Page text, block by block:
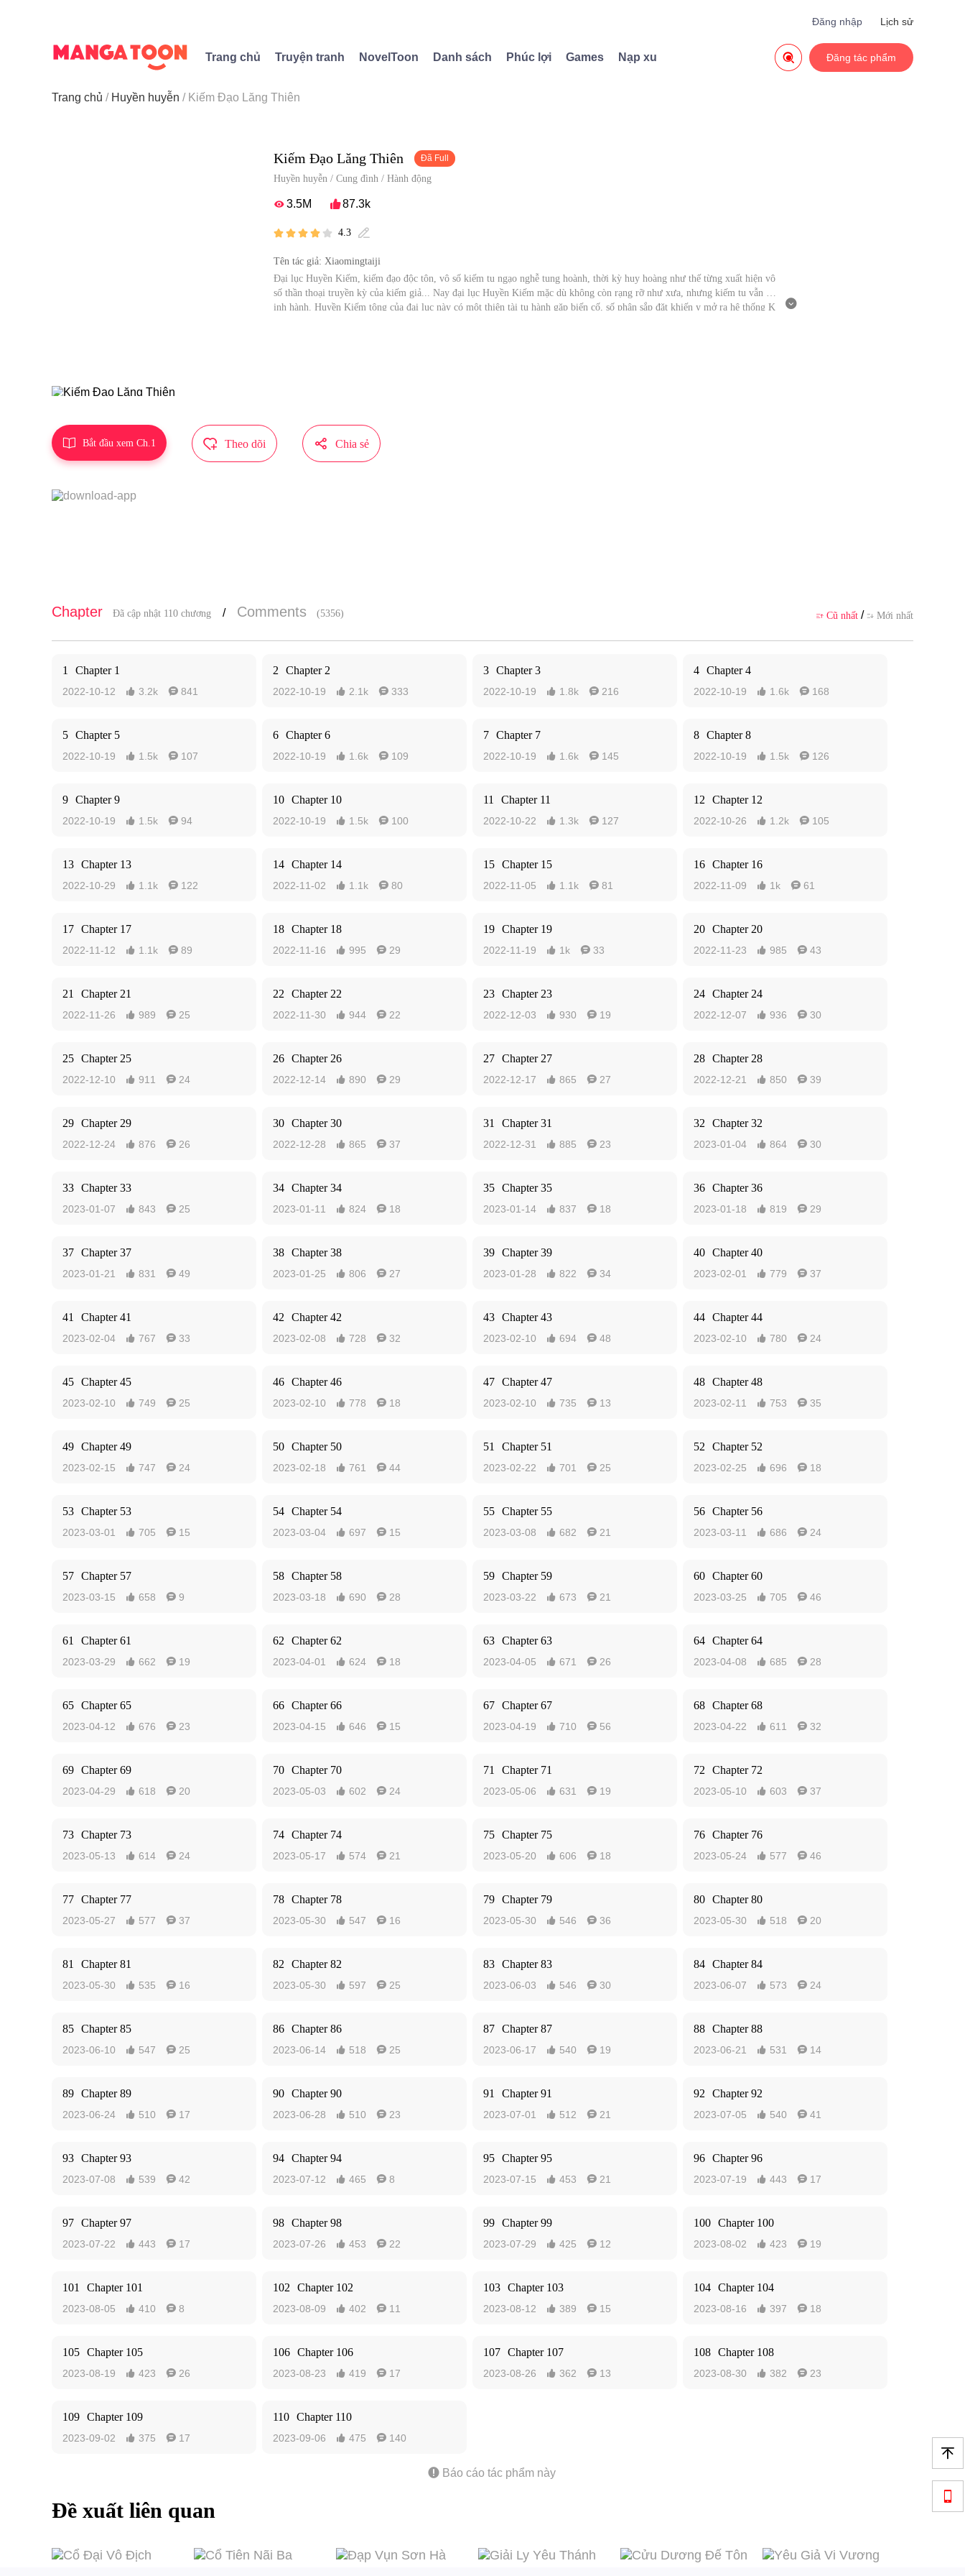
Lịch sử
Đăng nhập
Trang chủ Truyện tranh NovelToon Danh sách Phúc lợi Games Nạp xu Đăng tác phẩm

Trang chủ Huyền huyễn Kiếm Đạo Lăng Thiên
Kiếm Đạo Lăng Thiên Đã Full
Huyền huyễn / Cung đình / Hành động
3.5M 87.3k
     4.3 
Tên tác giả: Xiaomingtaiji
Đại lục Huyền Kiếm, kiếm đạo độc tôn, vô số kiếm tu ngạo nghễ tung hoành, thời kỳ huy hoàng như thế từng xuất hiện vô
số thần thoại truyền kỳ của kiếm giả... Nay đại lục Huyền Kiếm mặc dù không còn rạng rỡ như xưa, nhưng kiếm tu vẫn th
ịnh hành. Huyền Kiếm tông của đại lục này có một thiên tài tu hành gặp biến cố, số phận sắp đặt khiến y mở ra hệ thống K

 Bắt đầu xem Ch.1  Theo dõi  Chia sẻ
Chapter Đã cập nhật 110 chương / Comments (5356)  Cũ nhất /  Mới nhất
1 Chapter 1
2022-10-12  3.2k  841
2 Chapter 2
2022-10-19  2.1k  333
3 Chapter 3
2022-10-19  1.8k  216
4 Chapter 4
2022-10-19  1.6k  168
5 Chapter 5
2022-10-19  1.5k  107
6 Chapter 6
2022-10-19  1.6k  109
7 Chapter 7
2022-10-19  1.6k  145
8 Chapter 8
2022-10-19  1.5k  126
9 Chapter 9
2022-10-19  1.5k  94
10 Chapter 10
2022-10-19  1.5k  100
11 Chapter 11
2022-10-22  1.3k  127
12 Chapter 12
2022-10-26  1.2k  105
13 Chapter 13
2022-10-29  1.1k  122
14 Chapter 14
2022-11-02  1.1k  80
15 Chapter 15
2022-11-05  1.1k  81
16 Chapter 16
2022-11-09  1k  61
17 Chapter 17
2022-11-12  1.1k  89
18 Chapter 18
2022-11-16  995  29
19 Chapter 19
2022-11-19  1k  33
20 Chapter 20
2022-11-23  985  43
21 Chapter 21
2022-11-26  989  25
22 Chapter 22
2022-11-30  944  22
23 Chapter 23
2022-12-03  930  19
24 Chapter 24
2022-12-07  936  30
25 Chapter 25
2022-12-10  911  24
26 Chapter 26
2022-12-14  890  29
27 Chapter 27
2022-12-17  865  27
28 Chapter 28
2022-12-21  850  39
29 Chapter 29
2022-12-24  876  26
30 Chapter 30
2022-12-28  865  37
31 Chapter 31
2022-12-31  885  23
32 Chapter 32
2023-01-04  864  30
33 Chapter 33
2023-01-07  843  25
34 Chapter 34
2023-01-11  824  18
35 Chapter 35
2023-01-14  837  18
36 Chapter 36
2023-01-18  819  29
37 Chapter 37
2023-01-21  831  49
38 Chapter 38
2023-01-25  806  27
39 Chapter 39
2023-01-28  822  34
40 Chapter 40
2023-02-01  779  37
41 Chapter 41
2023-02-04  767  33
42 Chapter 42
2023-02-08  728  32
43 Chapter 43
2023-02-10  694  48
44 Chapter 44
2023-02-10  780  24
45 Chapter 45
2023-02-10  749  25
46 Chapter 46
2023-02-10  778  18
47 Chapter 47
2023-02-10  735  13
48 Chapter 48
2023-02-11  753  35
49 Chapter 49
2023-02-15  747  24
50 Chapter 50
2023-02-18  761  44
51 Chapter 51
2023-02-22  701  25
52 Chapter 52
2023-02-25  696  18
53 Chapter 53
2023-03-01  705  15
54 Chapter 54
2023-03-04  697  15
55 Chapter 55
2023-03-08  682  21
56 Chapter 56
2023-03-11  686  24
57 Chapter 57
2023-03-15  658  9
58 Chapter 58
2023-03-18  690  28
59 Chapter 59
2023-03-22  673  21
60 Chapter 60
2023-03-25  705  46
61 Chapter 61
2023-03-29  662  19
62 Chapter 62
2023-04-01  624  18
63 Chapter 63
2023-04-05  671  26
64 Chapter 64
2023-04-08  685  28
65 Chapter 65
2023-04-12  676  23
66 Chapter 66
2023-04-15  646  15
67 Chapter 67
2023-04-19  710  56
68 Chapter 68
2023-04-22  611  32
69 Chapter 69
2023-04-29  618  20
70 Chapter 70
2023-05-03  602  24
71 Chapter 71
2023-05-06  631  19
72 Chapter 72
2023-05-10  603  37
73 Chapter 73
2023-05-13  614  24
74 Chapter 74
2023-05-17  574  21
75 Chapter 75
2023-05-20  606  18
76 Chapter 76
2023-05-24  577  46
77 Chapter 77
2023-05-27  577  37
78 Chapter 78
2023-05-30  547  16
79 Chapter 79
2023-05-30  546  36
80 Chapter 80
2023-05-30  518  20
81 Chapter 81
2023-05-30  535  16
82 Chapter 82
2023-05-30  597  25
83 Chapter 83
2023-06-03  546  30
84 Chapter 84
2023-06-07  573  24
85 Chapter 85
2023-06-10  547  25
86 Chapter 86
2023-06-14  518  25
87 Chapter 87
2023-06-17  540  19
88 Chapter 88
2023-06-21  531  14
89 Chapter 89
2023-06-24  510  17
90 Chapter 90
2023-06-28  510  23
91 Chapter 91
2023-07-01  512  21
92 Chapter 92
2023-07-05  540  41
93 Chapter 93
2023-07-08  539  42
94 Chapter 94
2023-07-12  465  8
95 Chapter 95
2023-07-15  453  21
96 Chapter 96
2023-07-19  443  17
97 Chapter 97
2023-07-22  443  17
98 Chapter 98
2023-07-26  453  22
99 Chapter 99
2023-07-29  425  12
100 Chapter 100
2023-08-02  423  19
101 Chapter 101
2023-08-05  410  8
102 Chapter 102
2023-08-09  402  11
103 Chapter 103
2023-08-12  389  15
104 Chapter 104
2023-08-16  397  18
105 Chapter 105
2023-08-19  423  26
106 Chapter 106
2023-08-23  419  17
107 Chapter 107
2023-08-26  362  13
108 Chapter 108
2023-08-30  382  23
109 Chapter 109
2023-09-02  375  17
110 Chapter 110
2023-09-06  475  140
 Báo cáo tác phẩm này
Đề xuất liên quan

